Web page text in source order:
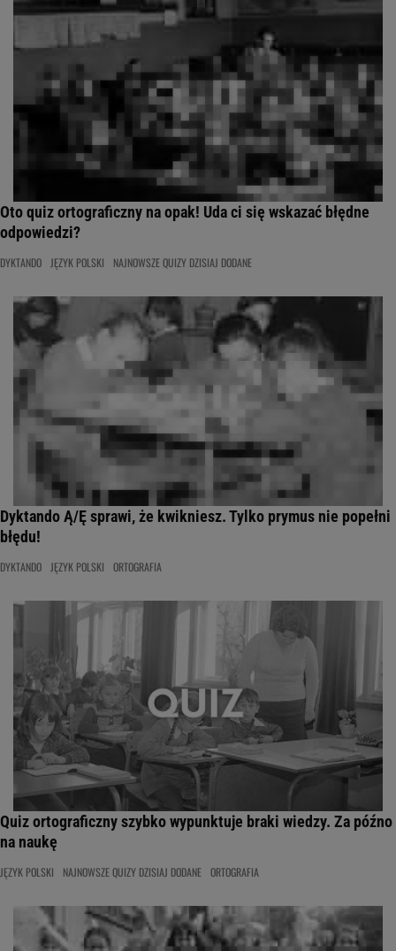
Oto quiz ortograficzny na opak! Uda ci się wskazać błędne
odpowiedzi?
DYKTANDO JĘZYK POLSKI NAJNOWSZE QUIZY DZISIAJ DODANE
Dyktando Ą/Ę sprawi, że kwikniesz. Tylko prymus nie popełni
błędu!
DYKTANDO JĘZYK POLSKI ORTOGRAFIA
Quiz ortograficzny szybko wypunktuje braki wiedzy. Za późno
na naukę
JĘZYK POLSKI NAJNOWSZE QUIZY DZISIAJ DODANE ORTOGRAFIA